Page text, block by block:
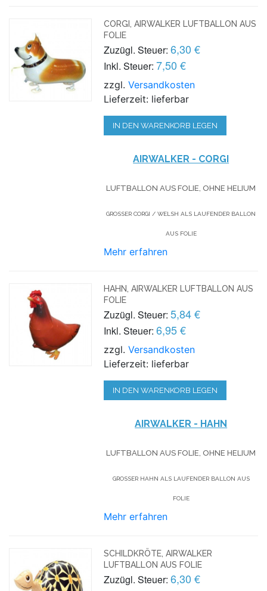
CORGI, AIRWALKER LUFTBALLON AUS
FOLIE
Zuzügl. Steuer: 6,30 €
Inkl. Steuer: 7,50 €
zzgl.Versandkosten
Lieferzeit: lieferbar
IN DEN WARENKORB LEGEN
AIRWALKER - CORGI
LUFTBALLON AUS FOLIE, OHNE HELIUM
GROSSER CORGI / WELSH ALS LAUFENDER BALLON A
US FOLIE
Mehr erfahren
HAHN, AIRWALKER LUFTBALLON AUS
FOLIE
Zuzügl. Steuer: 5,84 €
Inkl. Steuer: 6,95 €
zzgl.Versandkosten
Lieferzeit: lieferbar
IN DEN WARENKORB LEGEN
AIRWALKER - HAHN
LUFTBALLON AUS FOLIE, OHNE HELIUM
GROSSER HAHN ALS LAUFENDER BALLON AUS F
OLIE
Mehr erfahren
SCHILDKRÖTE, AIRWALKER
LUFTBALLON AUS FOLIE
Zuzügl. Steuer: 6,30 €